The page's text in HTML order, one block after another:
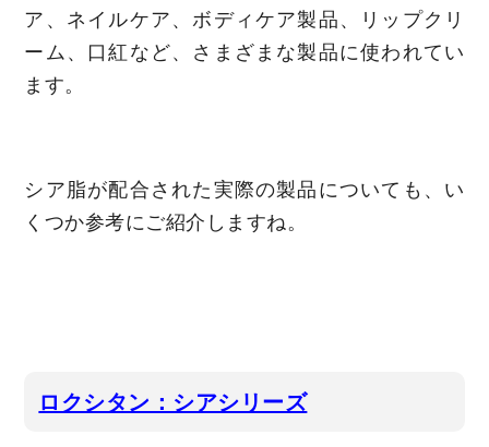
ア、ネイルケア、ボディケア製品、リップクリ
ーム、口紅など、さまざまな製品に使われてい
ます。
シア脂が配合された実際の製品についても、い
くつか参考にご紹介しますね。
ロクシタン：シアシリーズ